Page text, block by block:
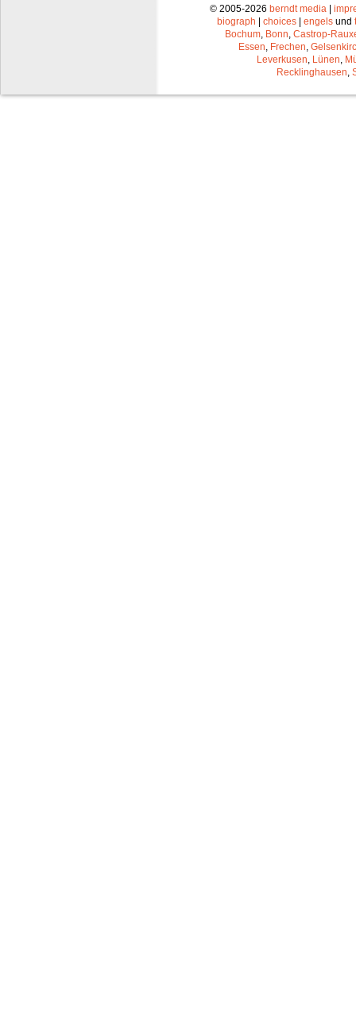
© 2005-2026 berndt media|
biograph
choices engels und
Bochum, Bonn, Castrop-
Essen, Frechen,
Leverkusen, Lünen,
Recklinghausen,